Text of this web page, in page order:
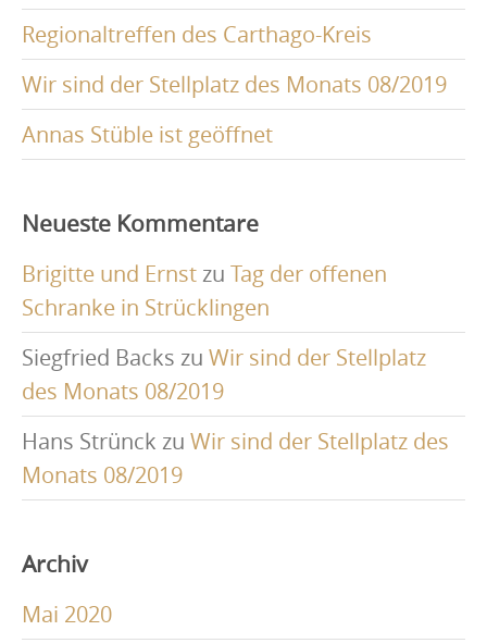
Regionaltreffen des Carthago-Kreis
Wir sind der Stellplatz des Monats 08/2019
Annas Stüble ist geöffnet
Neueste Kommentare
Brigitte und Ernstzu Tag der offenen
Schranke in Strücklingen
Siegfried Backs zu Wir sind der Stellplatz
des Monats 08/2019
Hans Strünck zu Wir sind der Stellplatz des
Monats 08/2019
Archiv
Mai 2020